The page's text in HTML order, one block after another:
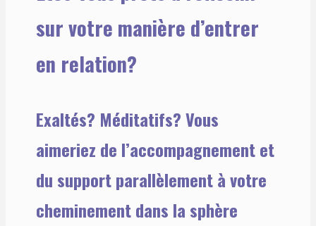
sur votre manière d’entrer
en relation?
Exaltés? Méditatifs? Vous
aimeriez de l’accompagnement et
du support parallèlement à votre
cheminement dans la sphère